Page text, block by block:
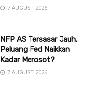
7 AUGUST 2026
NFP AS Tersasar Jauh,
Peluang Fed Naikkan
Kadar Merosot?
7 AUGUST 2026